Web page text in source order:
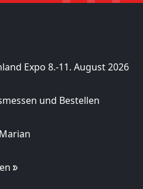
Expo 8.-11. August 2026
und Bestellen